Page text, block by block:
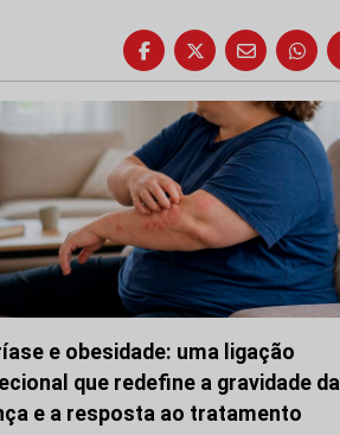
e obesidade: uma ligação
que redefine a gravidade da
e a resposta ao tratamento